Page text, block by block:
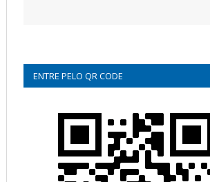
ENTRE PELO QR CODE